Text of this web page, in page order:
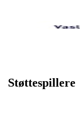
Støttespillere